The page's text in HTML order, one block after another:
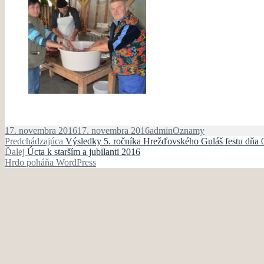
Publikované
17. novembra 201617. novembra 2016Autor
adminKategórie
Oznamy
Navigácia
v
Predchádzajúca Predchádzajúci
článok:
Výsledky 5. ročníka Hrežďovského Guláš festu dňa
Ďalej Ďalší
článok:
Úcta k starším a jubilanti 2016
Hrdo poháňa WordPress